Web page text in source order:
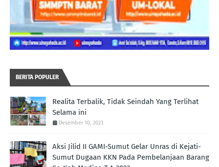
BERITA POPULER
Realita Terbalik, Tidak Seindah Yang Terlihat
Selama ini
Desember 10, 2023
Aksi Jilid II GAMI-Sumut Gelar Unras di Kejati-
Sumut Dugaan KKN Pada Pembelanjaan Barang